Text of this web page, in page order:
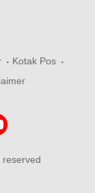
Kotak Pos
reserved